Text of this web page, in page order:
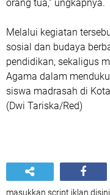
orang tua,” ungkapnya.
Melalui kegiatan
sosial dan budaya
pendidikan, sekaligus
Agama dalam
siswa madrasah di
(Dwi Tariska/Red)
masukkan script iklan disini